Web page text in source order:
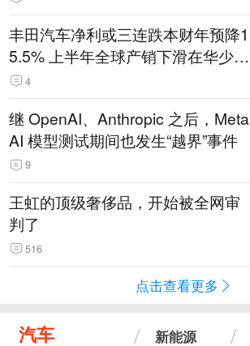
丰田汽车净利或三连跌本财年预降1
5.5% 上半年全球产销下滑在华少卖
14.3万辆
4
继 OpenAI、Anthropic 之后，Meta
AI 模型测试期间也发生“越界”事件
9
王虹的顶级奢侈品，开始被全网审
判了
516
点击查看更多
汽车 新能源